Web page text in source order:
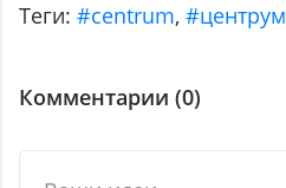
Теги: #centrum,#центрум
Комментарии (0)